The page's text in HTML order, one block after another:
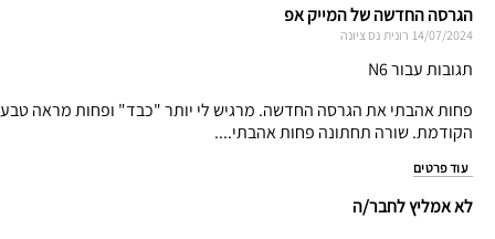
הגרסה החדשה של המייק אפ
14/07/2024 רונית נס ציונה
תגובות עבור N6
פחות אהבתי את הגרסה החדשה. מרגיש לי יותר "כבד" ופחות מראה טבעי
הקודמת. שורה תחתונה פחות אהבתי....
עוד פרטים
לא אמליץ לחבר/ה